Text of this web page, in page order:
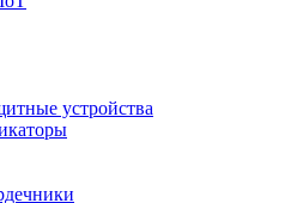
устройства